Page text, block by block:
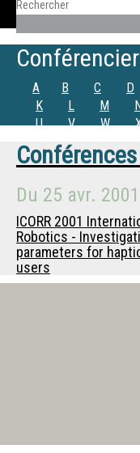
A B C D
K
L M
U
V W
Du 25 avr. 2001
ICORR 2001
Robotics -
parameters for
users